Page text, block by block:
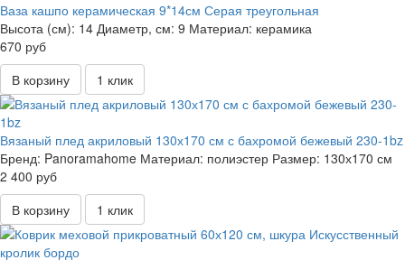
Ваза кашпо керамическая 9*14см Серая треугольная
Высота (см): 14 Диаметр, см: 9 Материал: керамика
670 руб
В корзину
1 клик
Вязаный плед акриловый 130х170 см с бахромой бежевый 230-1bz
Бренд: Panoramahome Материал: полиэстер Размер: 130х170 см
2 400 руб
В корзину
1 клик